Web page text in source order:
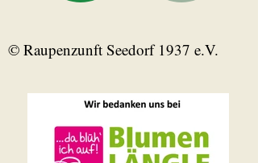
© Raupenzunft Seedorf 1937 e.V.